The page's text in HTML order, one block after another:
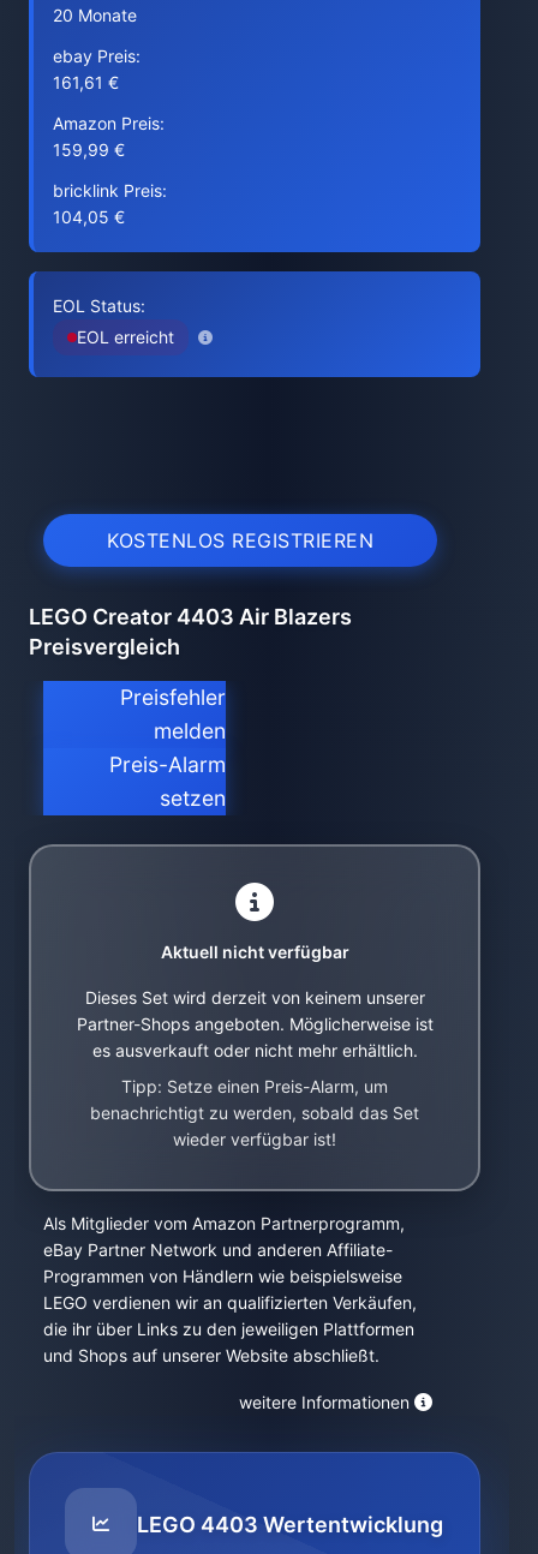
20 Monate
ebay Preis:
161,61 €
Amazon Preis:
159,99 €
bricklink Preis:
104,05 €
EOL Status:
EOL erreicht
KOSTENLOS REGISTRIEREN
LEGO Creator 4403 Air Blazers
Preisvergleich
Preisfehler
melden
Preis-Alarm
setzen
Aktuell nicht verfügbar
Dieses Set wird derzeit von keinem unserer
Partner-Shops angeboten. Möglicherweise ist
es ausverkauft oder nicht mehr erhältlich.
Tipp: Setze einen Preis-Alarm, um
benachrichtigt zu werden, sobald das Set
wieder verfügbar ist!
Als Mitglieder vom Amazon Partnerprogramm,
eBay Partner Network und anderen Affiliate-
Programmen von Händlern wie beispielsweise
LEGO verdienen wir an qualifizierten Verkäufen,
die ihr über Links zu den jeweiligen Plattformen
und Shops auf unserer Website abschließt.
weitere Informationen
LEGO 4403 Wertentwicklung